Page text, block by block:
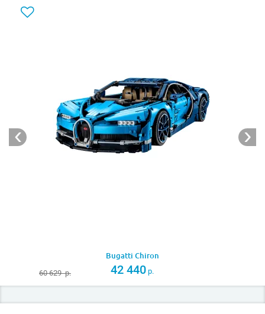
M-мотор
Bugatti Chiron
60 629р. 42 440 р.